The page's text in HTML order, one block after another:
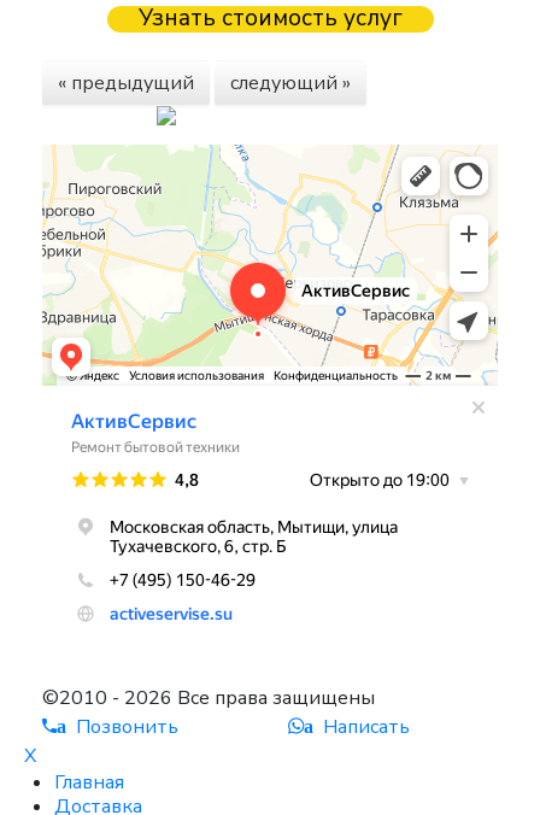
Узнать стоимость услуг
« предыдущий следующий »
©2010 - 2026 Все права защищены
a Позвонить a
Написать
X
Главная
Доставка